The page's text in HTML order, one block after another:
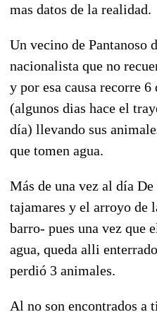
mas datos de la realidad.
Un vecino de Pantanoso
nacionalista que no
y por esa causa recorre
(algunos dias hace el
día) llevando sus
que tomen agua.
Más de una vez al día
tajamares y el arroyo de
barro- pues una vez que
agua, queda alli
perdió 3 animales.
Al no son encontrados a